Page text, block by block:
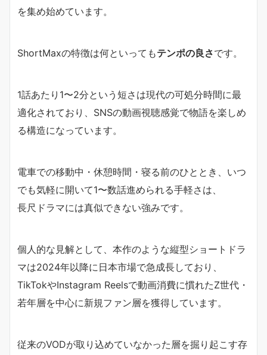
を集め始めています。
ShortMaxの特徴は何といってもテンポの良さです。
1話あたり1〜2分という短さは現代の可処分時間に最
適化されており、SNSの動画視聴感覚で物語を楽しめ
る構造になっています。
電車での移動中・休憩時間・寝る前のひととき、いつ
でも気軽に開いて1〜数話進められる手軽さは、
長尺ドラマには真似できない強みです。
個人的な見解として、本作のような縦型ショートドラ
マは2024年以降に日本市場で急成長しており、
TikTokやInstagram Reelsで動画消費に慣れたZ世代・
若年層を中心に新規ファン層を獲得しています。
従来のVODが取り込めていなかった層を掘り起こす存